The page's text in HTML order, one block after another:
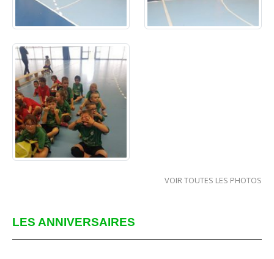
VOIR TOUTES LES PHOTOS
LES ANNIVERSAIRES